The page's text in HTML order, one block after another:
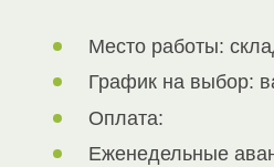
Место работы:
График на выбор:
Оплата:
Еженедельные